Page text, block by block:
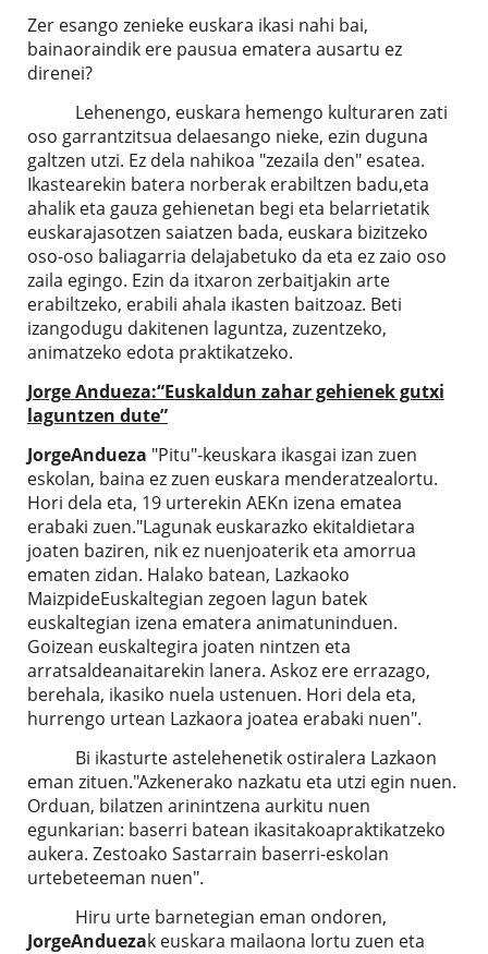
Zer esango zenieke euskara ikasi nahi bai,
bainaoraindik ere pausua ematera ausartu ez
direnei?
Lehenengo, euskara hemengo kulturaren zati
oso garrantzitsua delaesango nieke, ezin duguna
galtzen utzi. Ez dela nahikoa "zezaila den" esatea.
Ikastearekin batera norberak erabiltzen badu,eta
ahalik eta gauza gehienetan begi eta belarrietatik
euskarajasotzen saiatzen bada, euskara bizitzeko
oso-oso baliagarria delajabetuko da eta ez zaio oso
zaila egingo. Ezin da itxaron zerbaitjakin arte
erabiltzeko, erabili ahala ikasten baitzoaz. Beti
izangodugu dakitenen laguntza, zuzentzeko,
animatzeko edota praktikatzeko.
JorgeAndueza:“Euskaldun zahar gehienek gutxi
laguntzen dute”
JorgeAndueza "Pitu"-keuskara ikasgai izan zuen
eskolan, baina ez zuen euskara menderatzealortu.
Hori dela eta, 19 urterekin AEKn izena ematea
erabaki zuen."Lagunak euskarazko ekitaldietara
joaten baziren, nik ez nuenjoaterik eta amorrua
ematen zidan. Halako batean, Lazkaoko
MaizpideEuskaltegian zegoen lagun batek
euskaltegian izena ematera animatuninduen.
Goizean euskaltegira joaten nintzen eta
arratsaldeanaitarekin lanera. Askoz ere errazago,
berehala, ikasiko nuela ustenuen. Hori dela eta,
hurrengo urtean Lazkaora joatea erabaki nuen".
Bi ikasturte astelehenetik ostiralera Lazkaon
eman zituen."Azkenerako nazkatu eta utzi egin nuen.
Orduan, bilatzen arinintzena aurkitu nuen
egunkarian: baserri batean ikasitakoapraktikatzeko
aukera. Zestoako Sastarrain baserri-eskolan
urtebeteeman nuen".
Hiru urte barnetegian eman ondoren,
JorgeAnduezak euskara mailaona lortu zuen eta